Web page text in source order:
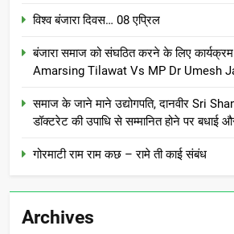
विश्व बंजारा दिवस… 08 एप्रिल
बंजारा समाज को संघठित करने के लिए
Amarsing Tilawat Vs MP Dr Umesh
समाज के जाने माने उद्योगपति, दानवीर Sri
डॉक्टरेट की उपाधि से सम्मानित होने पर बधाई
गोरमाटी राम राम कछ – रामे ती काई संबंध
Archives